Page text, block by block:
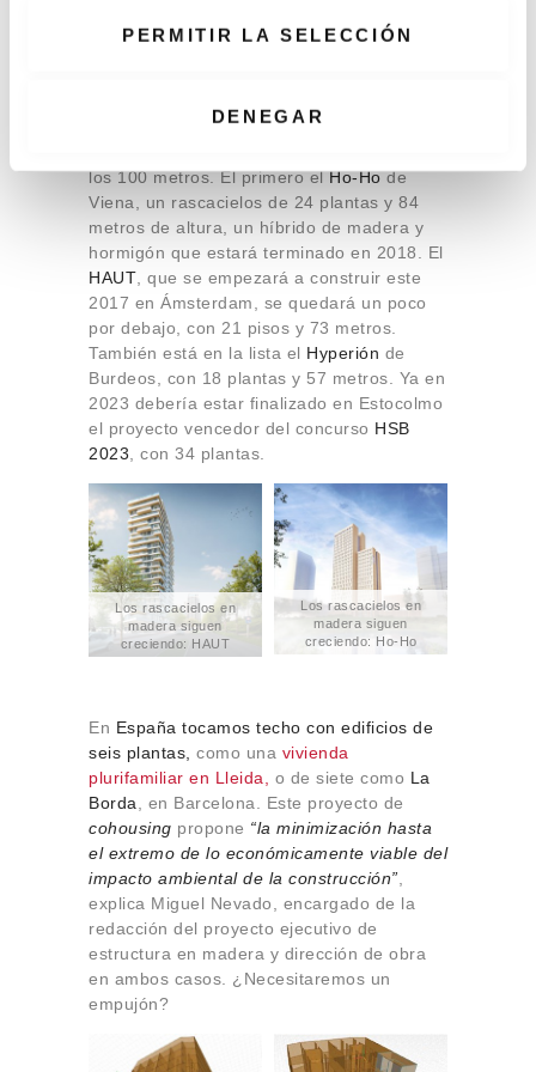
i
PERMITIR LA SELECCIÓN
DENEGAR
Pero hay ya proyectos en construcción que
los 100 metros. El primero elHo-Ho de
Viena, un rascacielos de 24 plantas y 84
metros de altura, un híbrido de madera y
hormigón que estará terminado en 2018. El
HAUT , que se empezará a construir este
2017 en Ámsterdam, se quedará un poco
por debajo, con 21 pisos y 73 metros.
También está en la lista el Hyperión de
Burdeos, con 18 plantas y 57 metros. Ya en
2023 debería estar finalizado en Estocolmo
el proyecto vencedor del concurso HSB
2023 , con 34 plantas.
Los rascacielos en
madera siguen
creciendo: HAUT
(Amsterdam). Fuente:
Los rascacielos en
madera siguen
creciendo: Ho-Ho
Building (Viena). Fuente:
En España tocamos techo con edificios de
seis plantas, como una vivienda
plurifamiliar en Lleida, o de siete como La
Borda , en Barcelona. Este proyecto de
cohousing propone “la minimización hasta
el extremo de lo económicamente viable del
impacto ambiental de la construcción”
explica Miguel Nevado, encargado de la
redacción del proyecto ejecutivo de
estructura en madera y dirección de obra
en ambos casos. ¿Necesitaremos un
empujón?